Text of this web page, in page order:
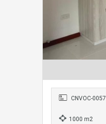
CNVOC-0057
1000 m2